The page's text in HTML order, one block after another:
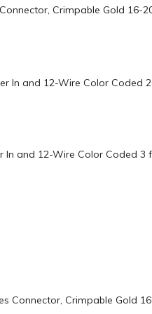
Crimpable Gold 16-
In and 12-Wire Color Coded
In and 12-Wire Color Coded
Connector, Crimpable Gold